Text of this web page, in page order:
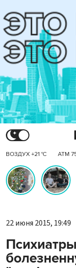
ВОЗДУХ +21 °C АТМ
22 июня 2015, 19:49